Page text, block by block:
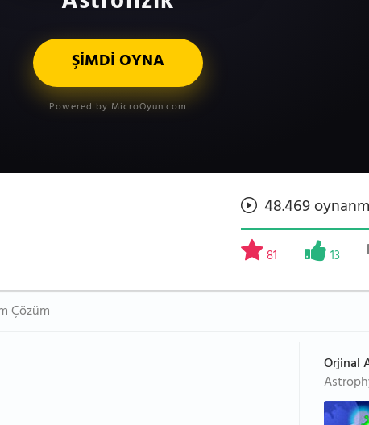
ŞİMDİ OYNA
Powered by MicroOyun.com
48.469
81 13
Çözüm
Orjinal